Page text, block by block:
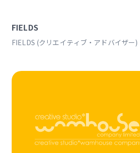
FIELDS
FIELDS (クリエイティブ・アドバイザー)